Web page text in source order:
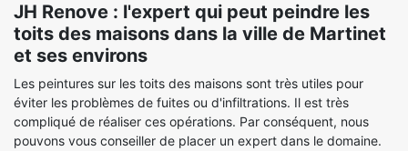
JH Renove : l'expert qui peut peindre les
toits des maisons dans la ville de Martinet
et ses environs
Les peintures sur les toits des maisons sont très utiles pour
éviter les problèmes de fuites ou d'infiltrations. Il est très
compliqué de réaliser ces opérations. Par conséquent, nous
pouvons vous conseiller de placer un expert dans le domaine.